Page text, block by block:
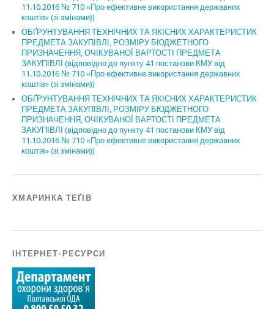
11.10.2016 № 710 «Про ефективне використання державних
коштів» (зі змінами))
ОБҐРУНТУВАННЯ ТЕХНІЧНИХ ТА ЯКІСНИХ ХАРАКТЕРИСТИК
ПРЕДМЕТА ЗАКУПІВЛІ, РОЗМІРУ БЮДЖЕТНОГО
ПРИЗНАЧЕННЯ, ОЧІКУВАНОЇ ВАРТОСТІ ПРЕДМЕТА
ЗАКУПІВЛІ (відповідно до пункту 41 постанови КМУ від
11.10.2016 № 710 «Про ефективне використання державних
коштів» (зі змінами))
ОБҐРУНТУВАННЯ ТЕХНІЧНИХ ТА ЯКІСНИХ ХАРАКТЕРИСТИК
ПРЕДМЕТА ЗАКУПІВЛІ, РОЗМІРУ БЮДЖЕТНОГО
ПРИЗНАЧЕННЯ, ОЧІКУВАНОЇ ВАРТОСТІ ПРЕДМЕТА
ЗАКУПІВЛІ (відповідно до пункту 41 постанови КМУ від
11.10.2016 № 710 «Про ефективне використання державних
коштів» (зі змінами))
ХМАРИНКА ТЕҐІВ
ІНТЕРНЕТ-РЕСУРСИ